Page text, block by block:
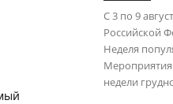
С 3 по 9
Российской
Неделя
недели